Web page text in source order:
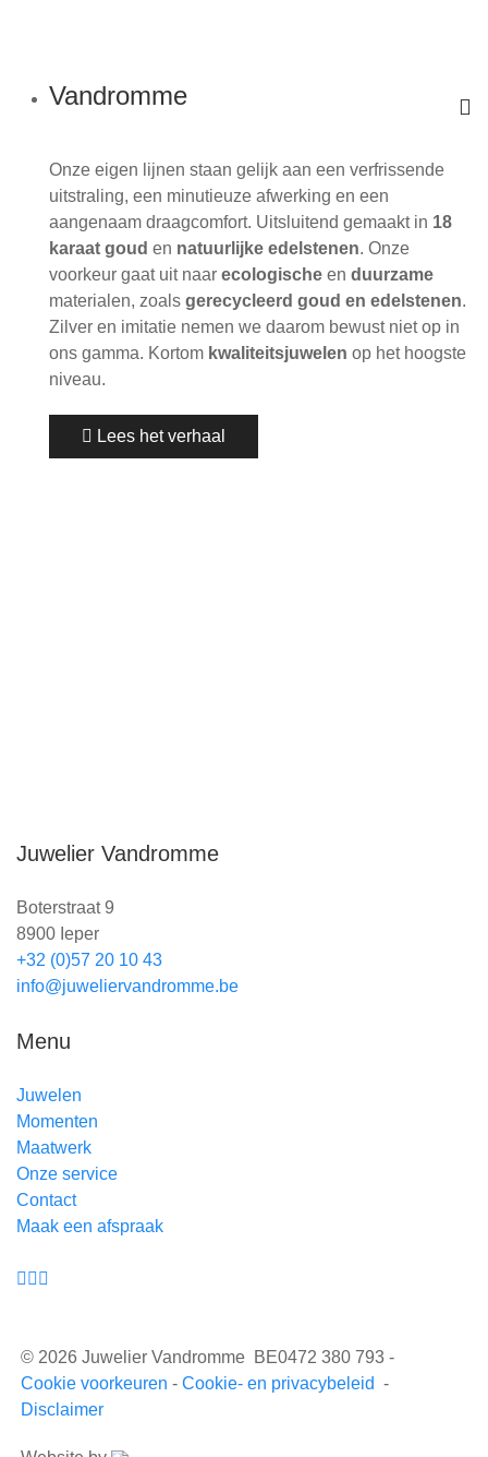
Vandromme
Onze eigen lijnen staan gelijk aan een verfrissende
uitstraling, een minutieuze afwerking en een
aangenaam draagcomfort. Uitsluitend gemaakt in 18
karaat goud en natuurlijke edelstenen. Onze
voorkeur gaat uit naar ecologische en duurzame
materialen, zoals gerecycleerd goud en edelstenen.
Zilver en imitatie nemen we daarom bewust niet op in
ons gamma. Kortom kwaliteitsjuwelen op het hoogste
niveau.
Lees het verhaal
De zomer is aangebroken, hét moment om even te
Juwelier Vandromme
Boterstraat 9
8900 Ieper
+32 (0)57 20 10 43
info@juweliervandromme.be
Menu
Juwelen
Momenten
Maatwerk
Onze service
Contact
Maak een afspraak
© 2026 Juwelier Vandromme BE0472 380 793 -
Cookie voorkeuren - Cookie- en privacybeleid -
Disclaimer